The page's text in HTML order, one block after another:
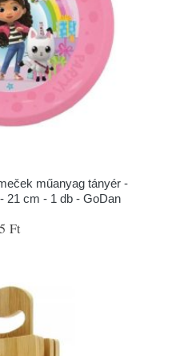
műanyag tányér -
21 cm - 1 db - GoDan
Ft